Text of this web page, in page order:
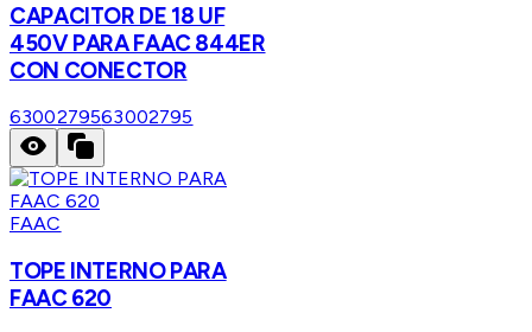
CAPACITOR DE 18 UF
450V PARA FAAC 844ER
CON CONECTOR
6300279563002795
FAAC
TOPE INTERNO PARA
FAAC 620